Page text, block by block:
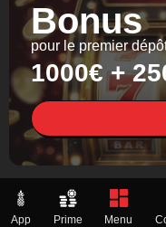
Bonus
pour le premier
1000€ +
App Prime Menu
All Rights Reserved.